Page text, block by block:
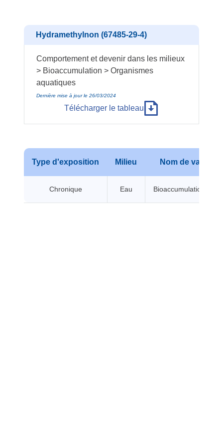
Hydramethylnon (67485-29-4)
Comportement et devenir dans les milieux
> Bioaccumulation > Organismes
aquatiques
Dernière mise à jour le 26/03/2024
Télécharger le tableau
Type d'exposition Milieu Nom de valeur
Chronique Eau Bioaccumulation BCF